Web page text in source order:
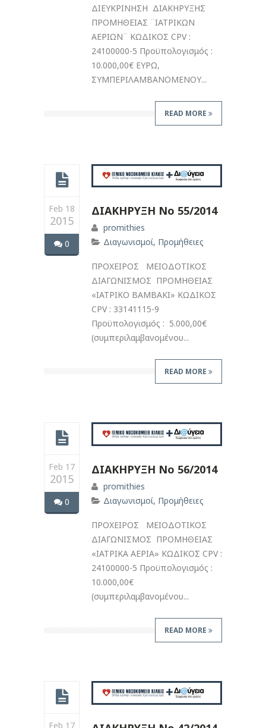
ΔΙΕΥΚΡΙΝΗΣΗ ΔΙΑΚΗΡΥΞΗΣ
ΠΡΟΜΗΘΕΙΑΣ ¨ΙΑΤΡΙΚΩΝ
ΑΕΡΙΩΝ¨ ΚΩΔΙΚΟΣ CPV :
24100000-5 Προϋπολογισμός :
10.000,00€ ΕΥΡΩ,
ΣΥΜΠΕΡΙΛΑΜΒΑΝΟΜΕΝΟΥ...
READ MORE
Feb 18
2015
0
ΔΙΑΚΗΡΥΞΗ Νο 55/2014
promithies
Διαγωνισμοί, Προμήθειες
ΠΡΟΧΕΙΡΟΣ ΜΕΙΟΔΟΤΙΚΟΣ
ΔΙΑΓΩΝΙΣΜΟΣ ΠΡΟΜΗΘΕΙΑΣ
«ΙΑΤΡΙΚO BAMBAKI» ΚΩΔΙΚΟΣ
CPV : 33141115-9
Προϋπολογισμός : 5.000,00€
(συμπεριλαμβανομένου...
READ MORE
Feb 17
2015
0
ΔΙΑΚΗΡΥΞΗ Νο 56/2014
promithies
Διαγωνισμοί, Προμήθειες
ΠΡΟΧΕΙΡΟΣ ΜΕΙΟΔΟΤΙΚΟΣ
ΔΙΑΓΩΝΙΣΜΟΣ ΠΡΟΜΗΘΕΙΑΣ
«ΙΑΤΡΙΚΑ ΑΕΡΙΑ» ΚΩΔΙΚΟΣ CPV :
24100000-5 Προϋπολογισμός :
10.000,00€
(συμπεριλαμβανομένου...
READ MORE
Feb 17